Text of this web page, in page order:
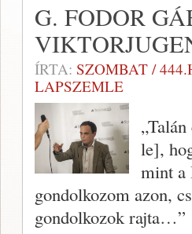
G. FODOR
ÍRTA: SZOMBAT /
LAPSZEMLE
le],
mint a
gondolkozom azon,
gondolkozok rajta…”